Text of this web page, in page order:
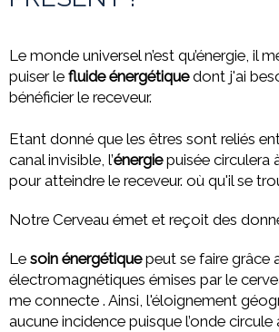
Le monde universel n’est qu’énergie, il
puiser le fluide énergétiquedont j'ai
bénéficier le receveur.
Etant donné que les êtres sont reliés
canal invisible, l’énergiepuisée circulera
pour atteindre le receveur. où qu'il se
Notre Cerveau émet et reçoit des
Le soin énergétiquepeut se faire grâce
électromagnétiques émises par le
me connecte . Ainsi, l'éloignement
aucune incidence puisque l’onde circule